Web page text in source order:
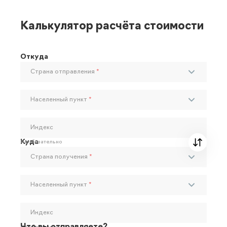
Калькулятор расчёта стоимости
Откуда
Страна отправления *
Населенный пункт *
Индекс
Необязательно
Куда
Страна получения *
Населенный пункт *
Индекс